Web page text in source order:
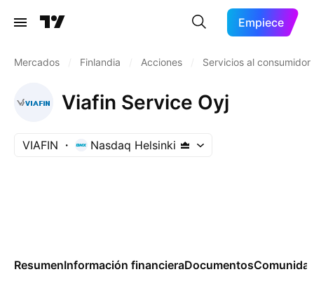
Empiece
Mercados Finlandia Acciones Servicios al consumidor
Viafin Service Oyj
VIAFIN Nasdaq Helsinki
ResumenInformación financieraDocumentos